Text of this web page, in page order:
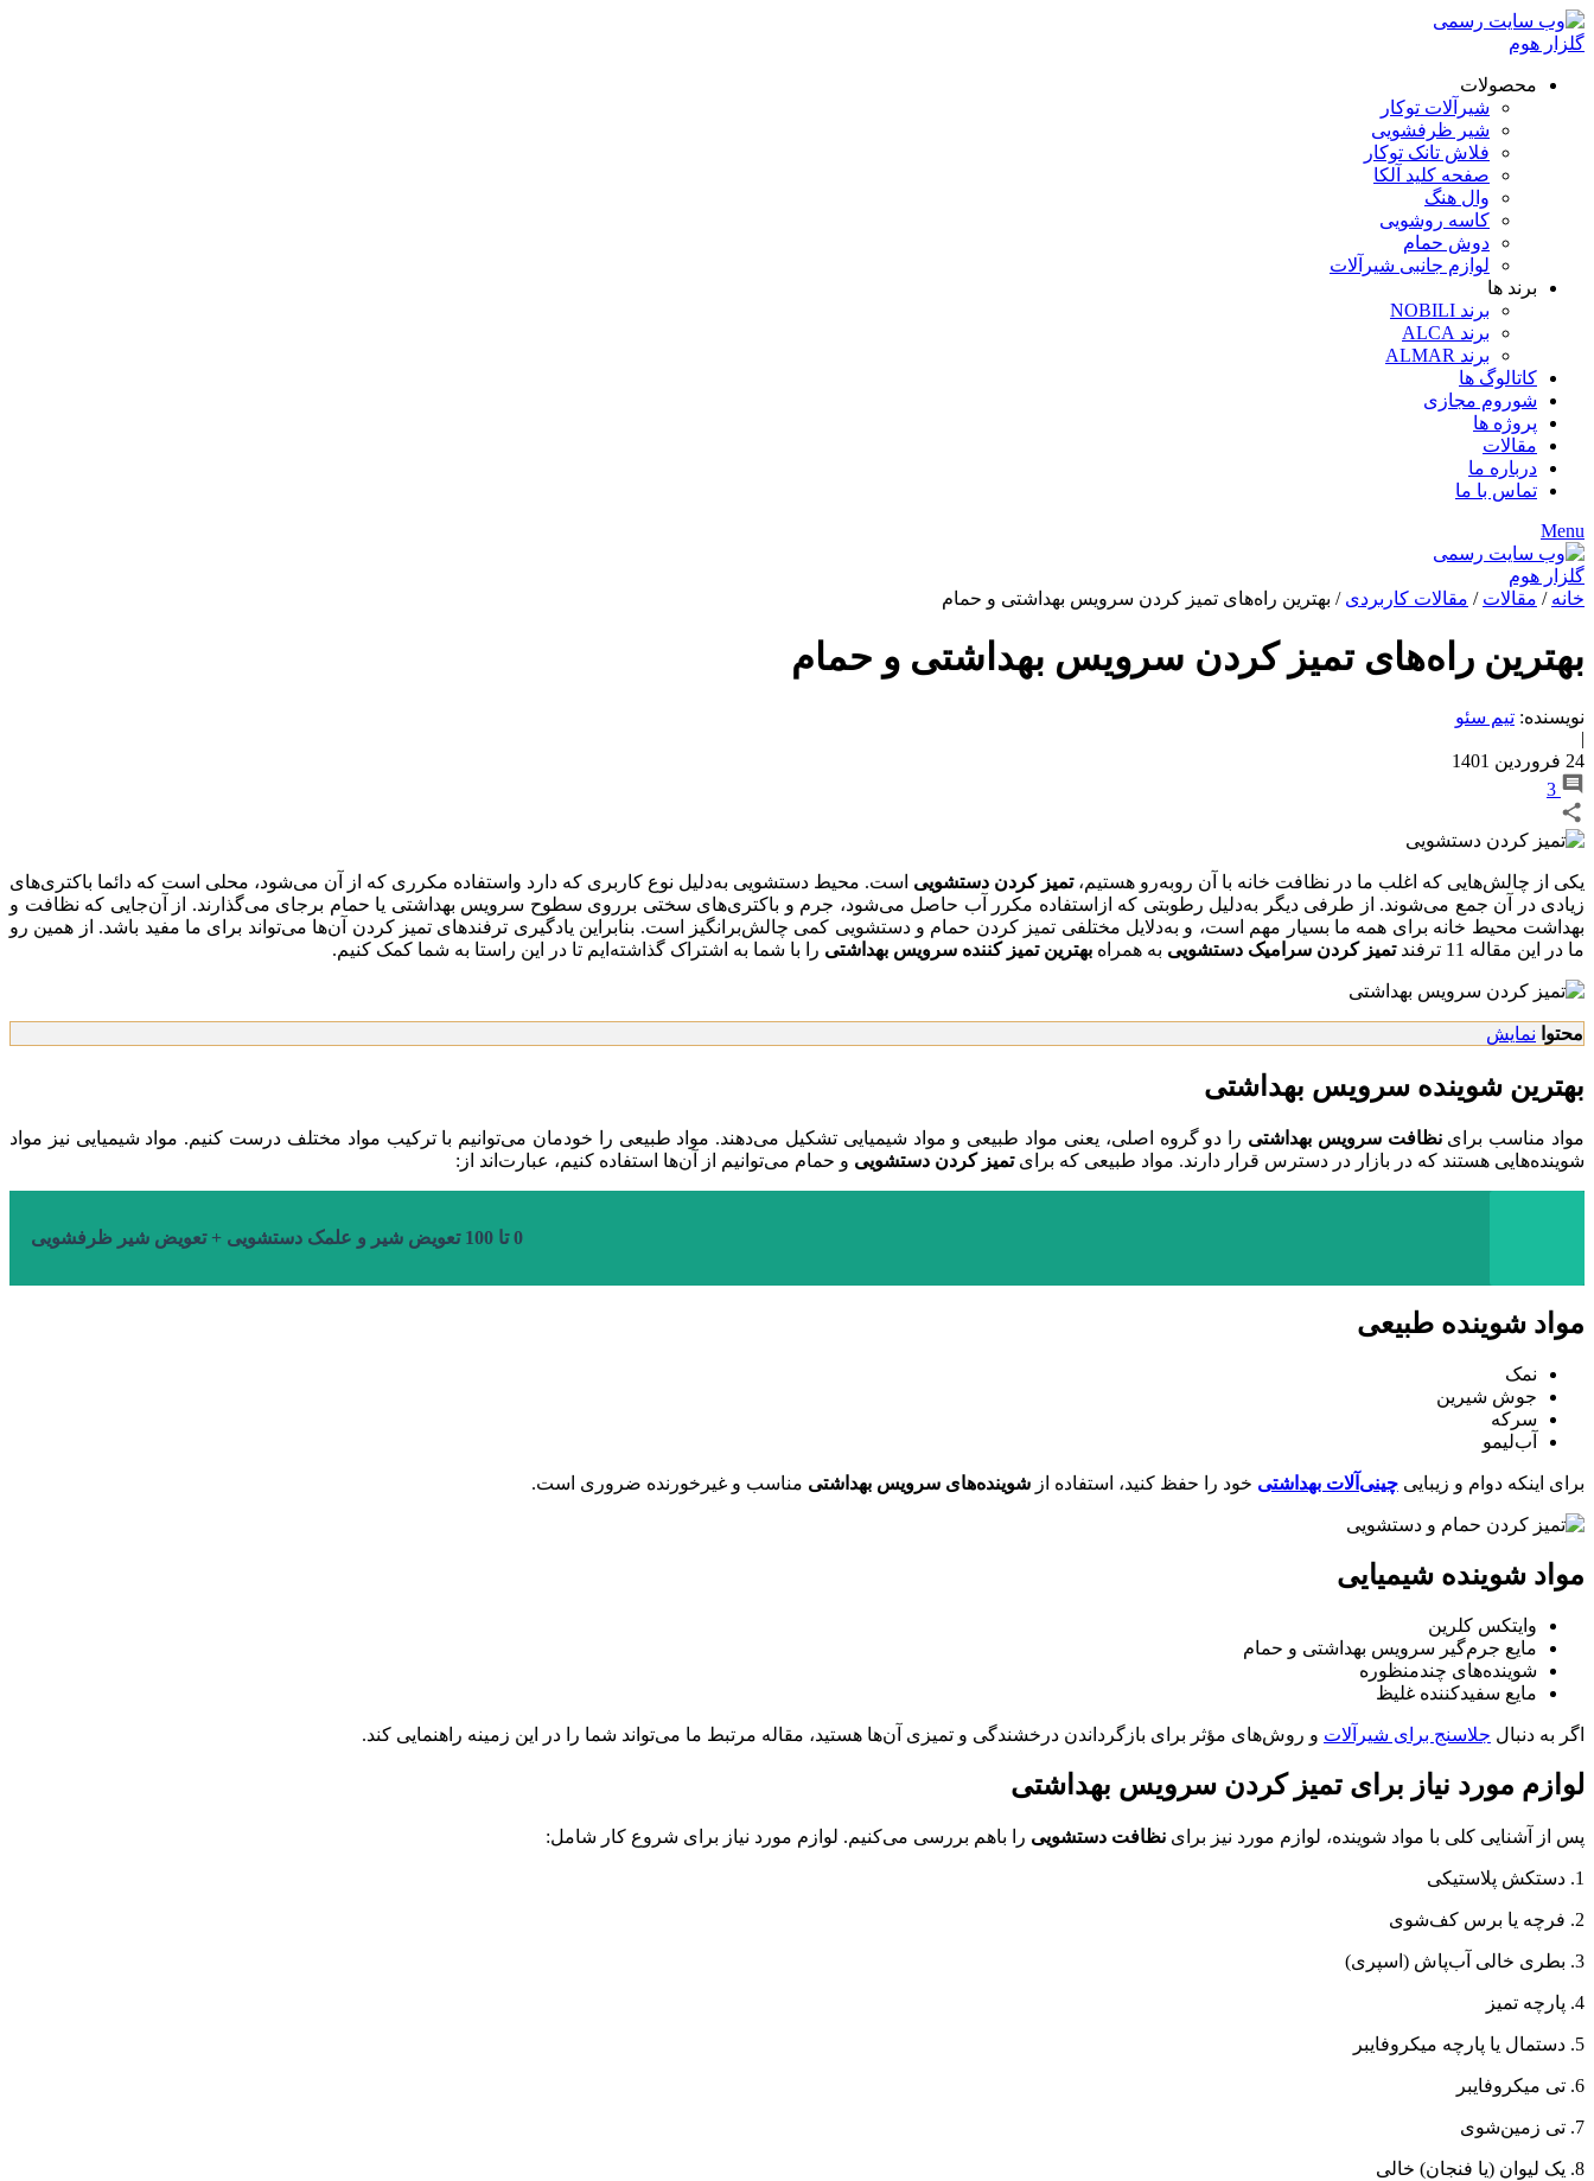
محصولات
شیرآلات توکار
شیر ظرفشویی
فلاش تانک توکار
صفحه کلید آلکا
وال هنگ
کاسه روشویی
دوش حمام
لوازم جانبی شیرآلات
برند ها
برند NOBILI
برند ALCA
برند ALMAR
کاتالوگ ها
شوروم مجازی
پروژه ها
مقالات
درباره ما
تماس با ما
Menu
خانه / مقالات / مقالات کاربردی / بهترین راه‌های تمیز کردن سرویس بهداشتی و حمام
بهترین راه‌های تمیز کردن سرویس بهداشتی و حمام
نویسنده: تیم سئو
|
24 فروردین 1401
3
یکی از چالش‌هایی که اغلب ما در نظافت خانه با آن رو‌به‌رو هستیم،تمیز کردن دستشویی است. محیط دستشویی به‌دلیل نوع کاربری که دارد واستفاده مکرری که از آن می‌شود، محلی است که دائما باکتری‌های
زیادی در آن جمع می‌شوند. از طرفی دیگر به‌دلیل رطوبتی که ازاستفاده مکرر آب حاصل می‌شود، جرم و باکتری‌های سختی برروی سطوح سرویس بهداشتی یا حمام بر‌جای می‌گذارند. از آن‌جایی که نظافت و
بهداشت محیط خانه برای همه ما بسیار مهم است، و به‌دلایل مختلفی تمیز کردن حمام و دستشویی کمی چالش‌برانگیز است. بنابراین یادگیری ترفند‌های تمیز کردن آن‌ها می‌تواند برای ما مفید باشد. از همین رو
ما در این مقاله 11 ترفند
تمیز کردن سرامیک دستشویی به همراه بهترین تمیز کننده سرویس بهداشتی را با شما به اشتراک گذاشته‌ایم تا در این راستا به شما کمک کنیم.
محتوا نمایش
بهترین شوینده سرویس بهداشتی
مواد مناسب برای نظافت سرویس بهداشتی را دو گروه اصلی، یعنی مواد طبیعی و مواد شیمیایی تشکیل می‌دهند. مواد طبیعی را خودمان می‌توانیم با ترکیب مواد مختلف درست کنیم. مواد شیمیایی نیز مواد
شوینده‌هایی هستند که در بازار در دسترس قرار دارند. مواد طبیعی که برایتمیز کردن دستشویی و حمام می‌توانیم از آن‌ها استفاده کنیم، عبارت‌اند از:
0 تا 100 تعویض شیر و علمک دستشویی + تعویض شیر ظرفشویی
مواد شوینده طبیعی
نمک
جوش شیرین
سرکه
آب‌لیمو
برای اینکه دوام و زیبایی چینی‌آلات بهداشتی خود را حفظ کنید، استفاده از شوینده‌های سرویس بهداشتی مناسب و غیرخورنده ضروری است.
مواد شوینده شیمیایی
وایتکس کلرین
مایع جرم‌گیر سرویس بهداشتی و حمام
شوینده‌های چندمنظوره
مایع سفیدکننده غلیظ
اگر به دنبال جلاسنج برای شیرآلات و روش‌های مؤثر برای بازگرداندن درخشندگی و تمیزی آن‌ها هستید، مقاله مرتبط ما می‌تواند شما را در این زمینه راهنمایی کند.
لوازم مورد نیاز برای تمیز کردن سرویس بهداشتی
پس از آشنایی کلی با مواد شوینده، لوازم مورد نیز برای نظافت دستشویی را باهم بررسی می‌کنیم. لوازم مورد نیاز برای شروع کار شامل:
1. دستکش پلاستیکی
2. فرچه یا برس کف‌شوی
3. بطری خالی آب‌پاش (اسپری)
4. پارچه تمیز
5. دستمال یا پارچه میکروفایبر
6. تی میکروفایبر
7. تی زمین‌شوی
8. یک لیوان (یا فنجان) خالی